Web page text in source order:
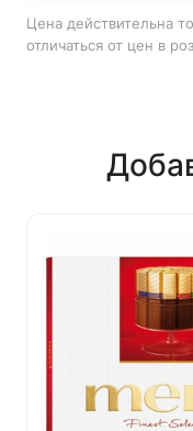
Цена действительна
отличаться от цен в